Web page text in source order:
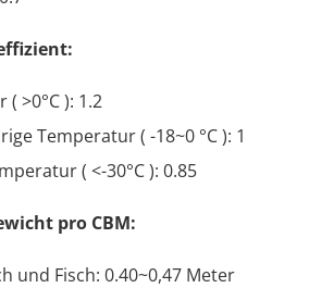
>0°C ): 1.2
Temperatur ( -18~0 °C ): 1
( <-30°C ): 0.85
pro CBM:
und Fisch: 0.40~0,47 Meter